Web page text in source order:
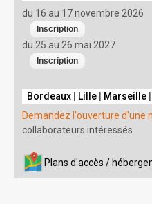
du 16 au 17 novembre 2026
du 25 au 26 mai 2027
Bordeaux Lille Marseille
Demandez l'ouverture d'une
collaborateurs intéressés
Plans d'accès /